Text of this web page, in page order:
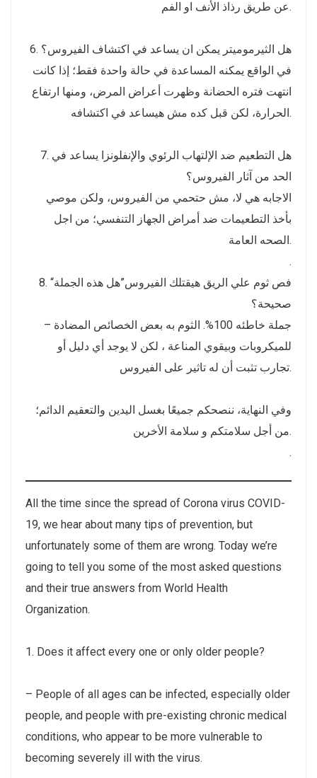
عن طريق رذاذ الأنف او الفم.
6. هل الثيرموميتر يمكن ان يساعد في اكتشاف الفيروس؟
في الواقع يمكنه المساعدة في حالة واحدة فقط؛ إذا كانت
انتهت فتره الحضانة وظهرت أعراض المرض، ومنها ارتفاع
الحرارة، لكن قبل كده مش هيساعد في اكتشافه.
7. هل التطعيم ضد الإلتهاب الرئوي والإنفلونزا يساعد في
الحد من آثار الفيروس؟
الاجابه هي لا، مش حتحمي من الفيروس، ولكن موصي
بأخذ التطعيمات ضد أمراض الجهاز التنفسي؛ من اجل
الصحه العامة.
.
8. “فص ثوم علي الريق هيقتلك الفيروس”هل هذه الجملة
صحيحة؟
– جملة خاطئه 100%. الثوم به بعض الخصائص المضادة
للميكروبات وبيقوي المناعة ، لكن لا يوجد أي دليل أو
تجارب تثبت أن له تاثير على الفيروس.
وفي النهاية، ننصحكم جميعًا بغسل اليدين والتعقيم الدائم؛
من أجل سلامتكم و سلامة الأخرين.
.
All the time since the spread of Corona virus COVID-
19, we hear about many tips of prevention, but
unfortunately some of them are wrong. Today we’re
going to tell you some of the most asked questions
and their true answers from World Health
Organization.
1. Does it affect every one or only older people?
– People of all ages can be infected, especially older
people, and people with pre-existing chronic medical
conditions, who appear to be more vulnerable to
becoming severely ill with the virus.